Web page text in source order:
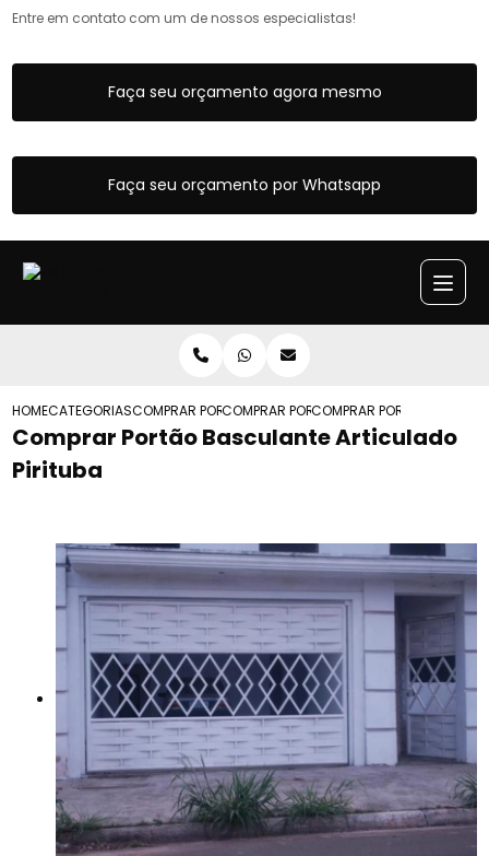
Entre em contato com um de nossos especialistas!
Faça seu orçamento agora mesmo
Faça seu orçamento por Whatsapp
HOMECATEGORIASCOMPRAR PORTAO BASCULANTE
COMPRAR PORTAO BASCULANTE COM
COMPRAR PORTAO
Comprar Portão Basculante Articulado
Pirituba